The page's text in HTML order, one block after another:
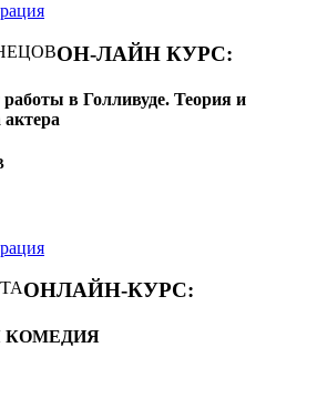
ОН-ЛАЙН КУРС:
в Голливуде. Теория и
актера
ОНЛАЙН-КУРС:
КОМЕДИЯ